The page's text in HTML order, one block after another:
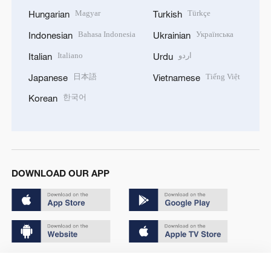
Hungarian Magyar
Indonesian Bahasa Indonesia
Italian Italiano
Japanese 日本語
Korean 한국어
Turkish Türkçe
Ukrainian Українська
Urdu اردو
Vietnamese Tiếng Việt
DOWNLOAD OUR APP